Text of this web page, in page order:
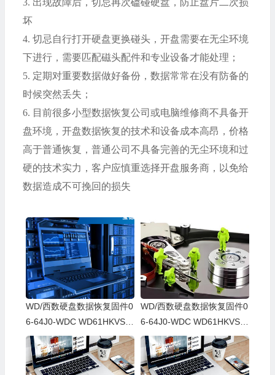
3. 出现故障后，切忌再次磕碰硬盘，防止盘片二次损
坏
4. 切忌自行打开硬盘更换碰头，开盘需要在无尘环境
下进行，需要匹配磁头配件和专业设备才能处理；
5. 定期对重要数据做好备份，数据常常在没有防备的
时候突然丢失；
6. 目前很多小型数据恢复公司或电脑维修商不具备开
盘环境，开盘数据恢复的技术和设备成本高昂，价格
高于普通恢复，普通公司不具备完善的无尘环境和过
硬的技术实力，客户应慎重选择开盘服务商，以免给
数据造成不可挽回的损失
WD/西数硬盘数据恢复固件0
6-64J0-WDC WD61HKVS-7
8AUSY0-80-00A80-WD-WX
52D71DH04K-00060064-27
00
WD/西数硬盘数据恢复固件0
6-64J0-WDC WD61HKVS-7
8AUSY0-80-00A80-WD-WX
22D2143CAS-00060064-27
00